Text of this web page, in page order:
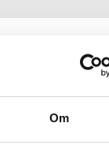
Om